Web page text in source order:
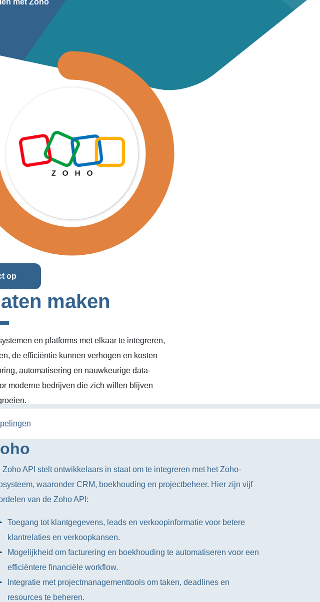
met Zoho
op
maken
en platforms met elkaar te integreren,
de efficiëntie kunnen verhogen en kosten
automatisering en nauwkeurige data-
moderne bedrijven die zich willen blijven
Zoho API stelt ontwikkelaars in staat om te integreren met het Zoho-
waaronder CRM, boekhouding en projectbeheer. Hier zijn vijf
van de Zoho API:
Toegang tot klantgegevens, leads en verkoopinformatie voor betere
klantrelaties en verkoopkansen.
Mogelijkheid om facturering en boekhouding te automatiseren voor een
efficiëntere financiële workflow.
Integratie met projectmanagementtools om taken, deadlines en
resources te beheren.